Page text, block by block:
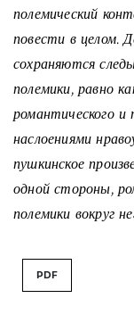
полемический
повести в целом.
сохраняются
полемики, равно
романтического и
наслоениями
пушкинское
одной стороны,
полемики вокруг
PDF